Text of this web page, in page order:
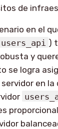
de
en el
users_api )
y
se logra
en la